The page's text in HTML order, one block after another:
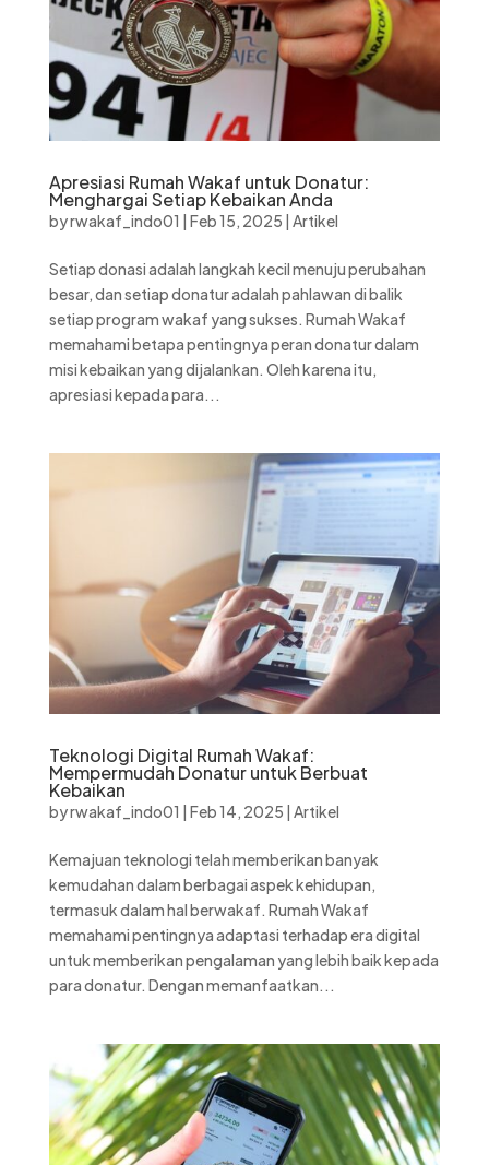
Apresiasi Rumah Wakaf untuk Donatur:
Menghargai Setiap Kebaikan Anda
byrwakaf_indo01 | Feb 15, 2025 | Artikel
Setiap donasi adalah langkah kecil menuju perubahan
besar, dan setiap donatur adalah pahlawan di balik
setiap program wakaf yang sukses. Rumah Wakaf
memahami betapa pentingnya peran donatur dalam
misi kebaikan yang dijalankan. Oleh karena itu,
apresiasi kepada para...
Teknologi Digital Rumah Wakaf:
Mempermudah Donatur untuk Berbuat
Kebaikan
byrwakaf_indo01 | Feb 14, 2025 | Artikel
Kemajuan teknologi telah memberikan banyak
kemudahan dalam berbagai aspek kehidupan,
termasuk dalam hal berwakaf. Rumah Wakaf
memahami pentingnya adaptasi terhadap era digital
untuk memberikan pengalaman yang lebih baik kepada
para donatur. Dengan memanfaatkan...